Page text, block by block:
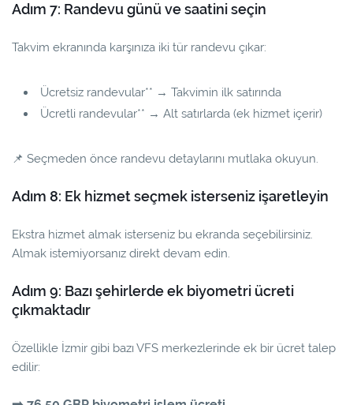
Adım 7: Randevu günü ve saatini seçin
Takvim ekranında karşınıza iki tür randevu çıkar:
Ücretsiz randevular** → Takvimin ilk satırında
Ücretli randevular** → Alt satırlarda (ek hizmet içerir)
📌 Seçmeden önce randevu detaylarını mutlaka okuyun.
Adım 8: Ek hizmet seçmek isterseniz işaretleyin
Ekstra hizmet almak isterseniz bu ekranda seçebilirsiniz.
Almak istemiyorsanız direkt devam edin.
Adım 9: Bazı şehirlerde ek biyometri ücreti
çıkmaktadır
Özellikle İzmir gibi bazı VFS merkezlerinde ek bir ücret talep
edilir: